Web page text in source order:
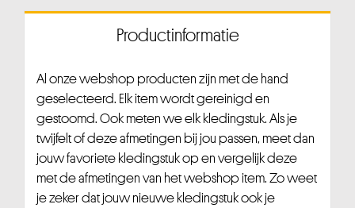
Productinformatie
Al onze webshop producten zijn met de hand
geselecteerd. Elk item wordt gereinigd en
gestoomd. Ook meten we elk kledingstuk. Als je
twijfelt of deze afmetingen bij jou passen, meet dan
jouw favoriete kledingstuk op en vergelijk deze
met de afmetingen van het webshop item. Zo weet
je zeker dat jouw nieuwe kledingstuk ook je